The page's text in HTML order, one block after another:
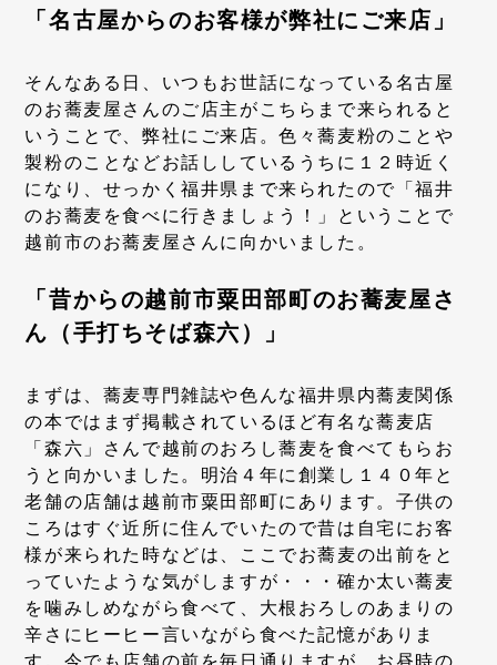
「名古屋からのお客様が弊社にご来店」
そんなある日、いつもお世話になっている名古屋
のお蕎麦屋さんのご店主がこちらまで来られると
いうことで、弊社にご来店。色々蕎麦粉のことや
製粉のことなどお話ししているうちに１２時近く
になり、せっかく福井県まで来られたので「福井
のお蕎麦を食べに行きましょう！」ということで
越前市のお蕎麦屋さんに向かいました。
「昔からの越前市粟田部町のお蕎麦屋さ
ん（手打ちそば森六）」
まずは、蕎麦専門雑誌や色んな福井県内蕎麦関係
の本ではまず掲載されているほど有名な蕎麦店
「森六」さんで越前のおろし蕎麦を食べてもらお
うと向かいました。明治４年に創業し１４０年と
老舗の店舗は越前市粟田部町にあります。子供の
ころはすぐ近所に住んでいたので昔は自宅にお客
様が来られた時などは、ここでお蕎麦の出前をと
っていたような気がしますが・・・確か太い蕎麦
を噛みしめながら食べて、大根おろしのあまりの
辛さにヒーヒー言いながら食べた記憶がありま